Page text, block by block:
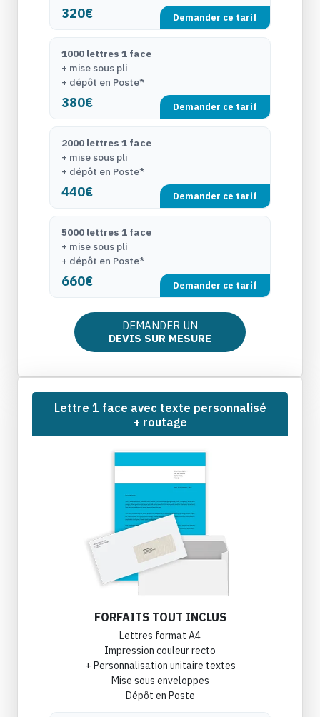
320€ Demander ce tarif
380€
1000 lettres 1 face
+ mise sous pli
+ dépôt en Poste*
Demander ce tarif
440€
2000 lettres 1 face
+ mise sous pli
+ dépôt en Poste*
Demander ce tarif
660€
5000 lettres 1 face
+ mise sous pli
+ dépôt en Poste*
Demander ce tarif
DEMANDER UN
DEVIS SUR MESURE
Lettre 1 face avec texte personnalisé
+ routage
FORFAITS TOUT INCLUS
Lettres format A4
Impression couleur recto
+ Personnalisation unitaire textes
Mise sous enveloppes
Dépôt en Poste